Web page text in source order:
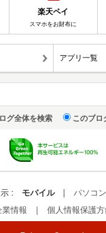
楽天ペイ
スマホをお財布に
アプリ一覧
グ全体を検索 このブロ
: モバイル |
パソコ
業情報
｜ 個人情報保護